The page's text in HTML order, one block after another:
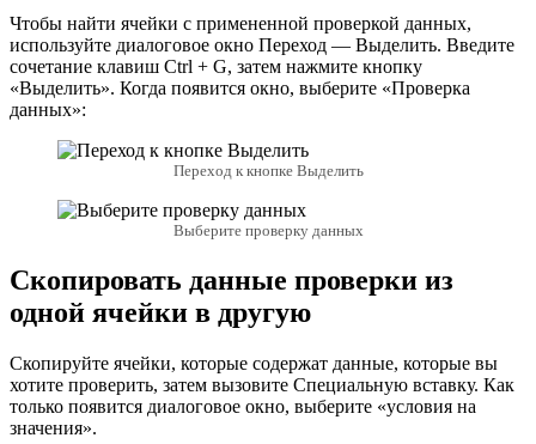
Чтобы найти ячейки с примененной проверкой данных,
используйте диалоговое окно Переход — Выделить. Введите
сочетание клавиш Ctrl + G, затем нажмите кнопку
«Выделить». Когда появится окно, выберите «Проверка
данных»:
Переход к кнопке Выделить
Выберите проверку данных
Скопировать данные проверки из
одной ячейки в другую
Скопируйте ячейки, которые содержат данные, которые вы
хотите проверить, затем вызовите Специальную вставку. Как
только появится диалоговое окно, выберите «условия на
значения».